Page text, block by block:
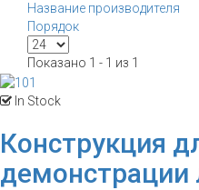
Название производителя
Порядок
Показано 1 - 1 из 1
In Stock
Конструкция
демонстрации